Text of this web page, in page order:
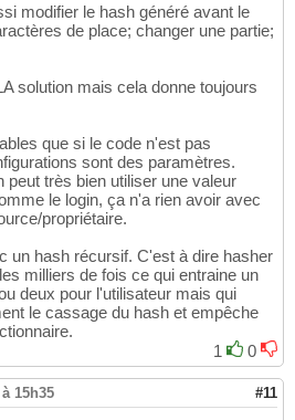
modifier le hash généré avant le
de place; changer une partie;
solution mais cela donne toujours
que si le code n'est pas
sont des paramètres.
peut très bien utiliser une valeur
le login, ça n'a rien avoir avec
propriétaire.
un hash récursif. C'est à dire hasher
milliers de fois ce qui entraine un
deux pour l'utilisateur mais qui
le cassage du hash et empêche
1
0
à 15h35 #11